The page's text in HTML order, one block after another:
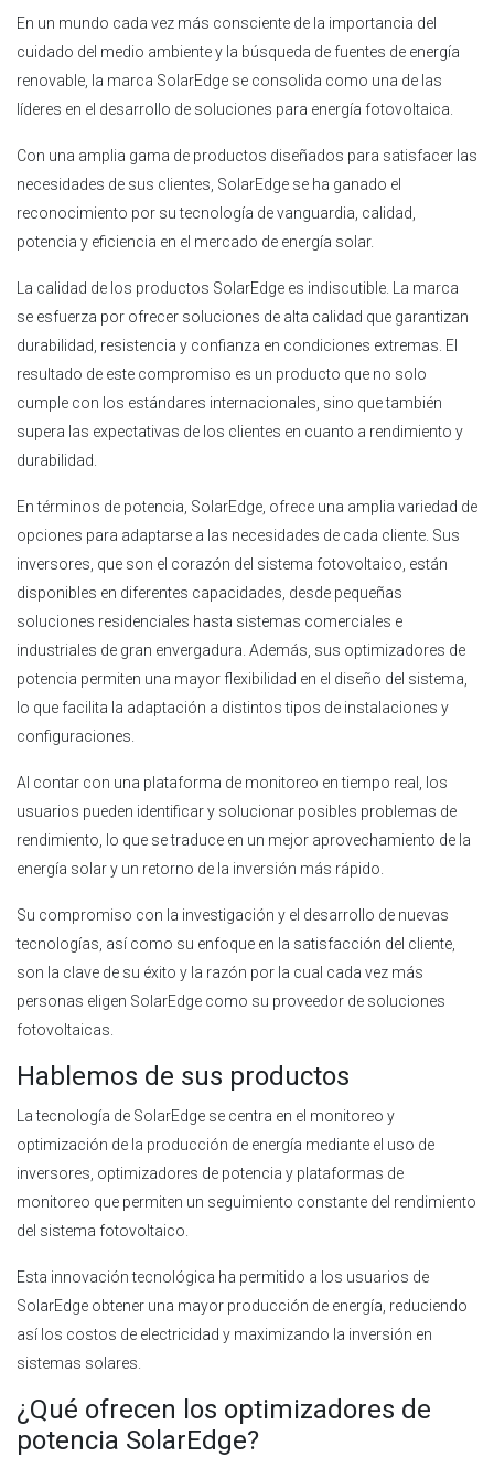
En un mundo cada vez más consciente de la importancia del
cuidado del medio ambiente y la búsqueda de fuentes de energía
renovable, la marca SolarEdge se consolida como una de las
líderes en el desarrollo de soluciones para energía fotovoltaica.
Con una amplia gama de productos diseñados para satisfacer las
necesidades de sus clientes, SolarEdge se ha ganado el
reconocimiento por su tecnología de vanguardia, calidad,
potencia y eficiencia en el mercado de energía solar.
La calidad de los productos SolarEdge es indiscutible. La marca
se esfuerza por ofrecer soluciones de alta calidad que garantizan
durabilidad, resistencia y confianza en condiciones extremas. El
resultado de este compromiso es un producto que no solo
cumple con los estándares internacionales, sino que también
supera las expectativas de los clientes en cuanto a rendimiento y
durabilidad.
En términos de potencia, SolarEdge, ofrece una amplia variedad de
opciones para adaptarse a las necesidades de cada cliente. Sus
inversores, que son el corazón del sistema fotovoltaico, están
disponibles en diferentes capacidades, desde pequeñas
soluciones residenciales hasta sistemas comerciales e
industriales de gran envergadura. Además, sus optimizadores de
potencia permiten una mayor flexibilidad en el diseño del sistema,
lo que facilita la adaptación a distintos tipos de instalaciones y
configuraciones.
Al contar con una plataforma de monitoreo en tiempo real, los
usuarios pueden identificar y solucionar posibles problemas de
rendimiento, lo que se traduce en un mejor aprovechamiento de la
energía solar y un retorno de la inversión más rápido.
Su compromiso con la investigación y el desarrollo de nuevas
tecnologías, así como su enfoque en la satisfacción del cliente,
son la clave de su éxito y la razón por la cual cada vez más
personas eligen SolarEdge como su proveedor de soluciones
fotovoltaicas.
Hablemos de sus productos
La tecnología de SolarEdge se centra en el monitoreo y
optimización de la producción de energía mediante el uso de
inversores, optimizadores de potencia y plataformas de
monitoreo que permiten un seguimiento constante del rendimiento
del sistema fotovoltaico.
Esta innovación tecnológica ha permitido a los usuarios de
SolarEdge obtener una mayor producción de energía, reduciendo
así los costos de electricidad y maximizando la inversión en
sistemas solares.
¿Qué ofrecen los optimizadores de
potencia SolarEdge?